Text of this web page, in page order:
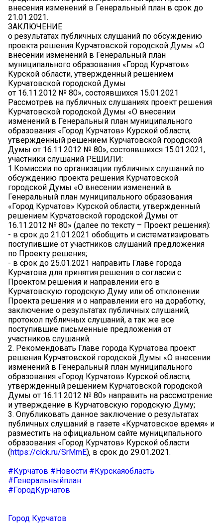
внесения изменений в Генеральный план в срок до
21.01.2021.
ЗАКЛЮЧЕНИЕ
о результатах публичных слушаний по обсуждению
проекта решения Курчатовской городской Думы «О
внесении изменений в Генеральный план
муниципального образования «Город Курчатов»
Курской области, утвержденный решением
Курчатовской городской Думы
от 16.11.2012 № 80», состоявшихся 15.01.2021
Рассмотрев на публичных слушаниях проект решения
Курчатовской городской Думы «О внесении
изменений в Генеральный план муниципального
образования «Город Курчатов» Курской области,
утвержденный решением Курчатовской городской
Думы от 16.11.2012 № 80», состоявшихся 15.01.2021,
участники слушаний РЕШИЛИ:
1.Комиссии по организации публичных слушаний по
обсуждению проекта решения Курчатовской
городской Думы «О внесении изменений в
Генеральный план муниципального образования
«Город Курчатов» Курской области, утвержденный
решением Курчатовской городской Думы от
16.11.2012 № 80» (далее по тексту – Проект решения):
- в срок до 21.01.2021 обобщить и систематизировать
поступившие от участников слушаний предложения
по Проекту решения;
- в срок до 25.01.2021 направить Главе города
Курчатова для принятия решения о согласии с
Проектом решения и направлении его в
Курчатовскую городскую Думу или об отклонении
Проекта решения и о направлении его на доработку,
заключение о результатах публичных слушаний,
протокол публичных слушаний, а так же все
поступившие письменные предложения от
участников слушаний.
2. Рекомендовать Главе города Курчатова проект
решения Курчатовской городской Думы «О внесении
изменений в Генеральный план муниципального
образования «Город Курчатов» Курской области,
утвержденный решением Курчатовской городской
Думы от 16.11.2012 № 80» направить на рассмотрение
и утверждение в Курчатовскую городскую Думу;
3. Опубликовать данное заключение о результатах
публичных слушаний в газете «Курчатовское время» и
разместить на официальном сайте муниципального
образования «Город Курчатов» Курской области
(https://clck.ru/SrMmE), в срок до 29.01.2021.
#Курчатов #Новости #Курскаяобласть
#Генеральныйплан
#ГородКурчатов
Город Курчатов